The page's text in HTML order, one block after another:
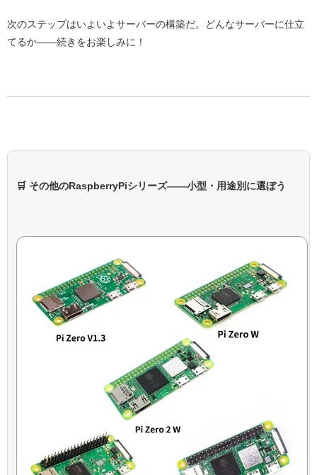
次のステップはいよいよサーバーの構築だ。どんなサーバーに仕立
てるか——続きをお楽しみに！
🛒 その他のRaspberryPiシリーズ——小型・用途別に選ぼう